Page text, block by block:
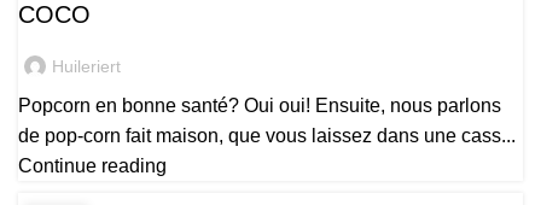
COCO
Huileriert
Popcorn en bonne santé? Oui oui! Ensuite, nous parlons
de pop-corn fait maison, que vous laissez dans une cass...
Continue reading